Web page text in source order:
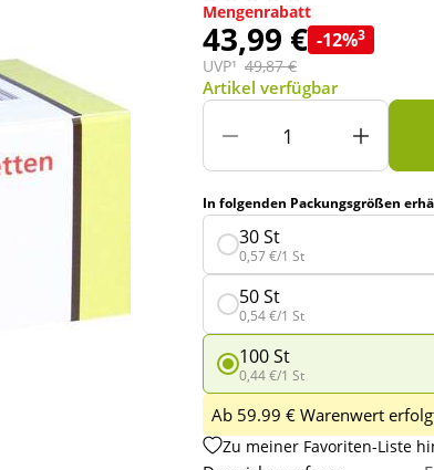
Mengenrabatt
43,99 € -12%3
UVP¹ 49,87 €
Artikel verfügbar
In folgenden Packungsgrößen
30 St
0,57 €/1 St
50 St
0,54 €/1 St
100 St
0,44 €/1 St
Ab 59.99 € Warenwert
Zu meiner Favoriten-Liste